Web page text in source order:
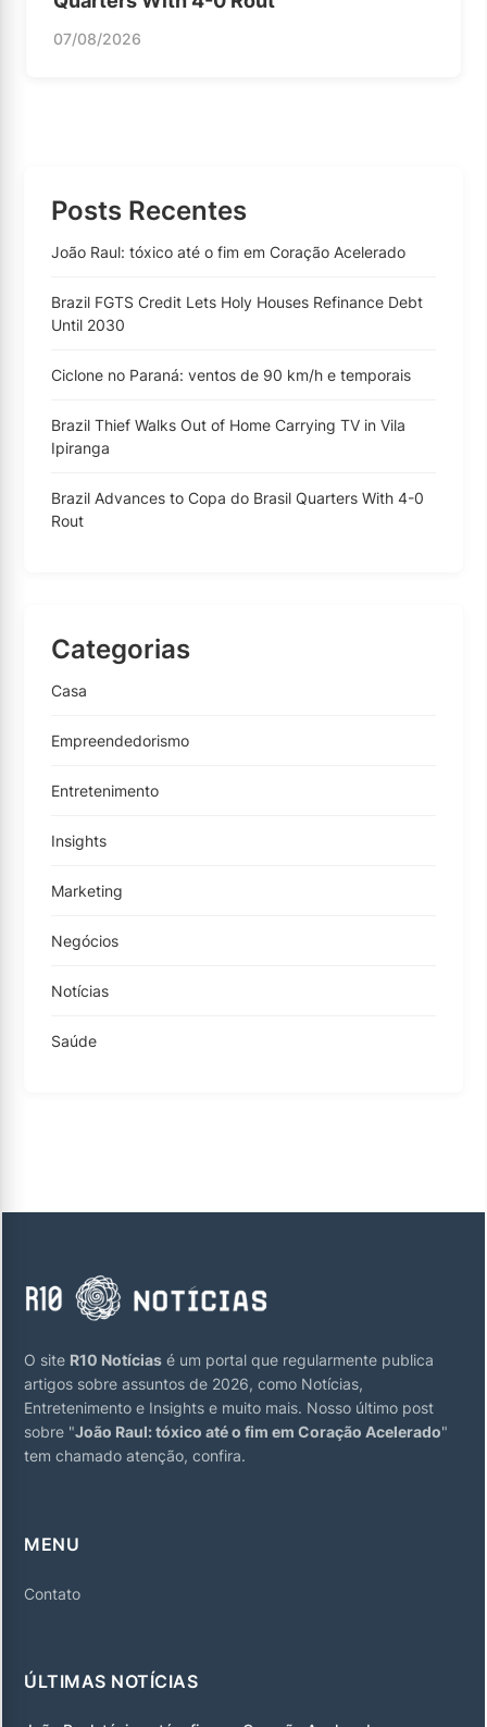
07/08/2026
Posts Recentes
João Raul: tóxico até o fim em Coração Acelerado
Brazil FGTS Credit Lets Holy Houses Refinance Debt
Until 2030
Ciclone no Paraná: ventos de 90 km/h e temporais
Brazil Thief Walks Out of Home Carrying TV in Vila
Ipiranga
Brazil Advances to Copa do Brasil Quarters With 4-0
Rout
Categorias
Casa
Empreendedorismo
Entretenimento
Insights
Marketing
Negócios
Notícias
Saúde
O site R10 Notícias é um portal que regularmente publica
artigos sobre assuntos de 2026, como Notícias,
Entretenimento e Insights e muito mais. Nosso último post
sobre "João Raul: tóxico até o fim em Coração Acelerado"
tem chamado atenção, confira.
MENU
Contato
ÚLTIMAS NOTÍCIAS